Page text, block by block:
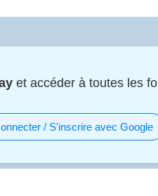
et accéder à toutes les
/ S'inscrire avec Google